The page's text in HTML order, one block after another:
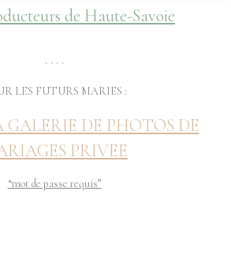
de Haute-Savoie
....
LES FUTURS MARIES :
GALERIE DE PHOTOS DE
PRIVEE
“mot de passe requis”